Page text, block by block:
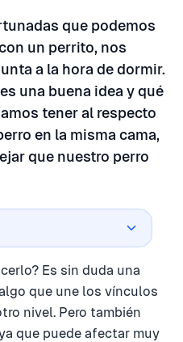
que podemos
un perrito, nos
a la hora de dormir.
una buena idea y qué
tener al respecto
en la misma cama,
que nuestro perro
Es sin duda una
que une los vínculos
nivel. Pero también
que puede afectar muy